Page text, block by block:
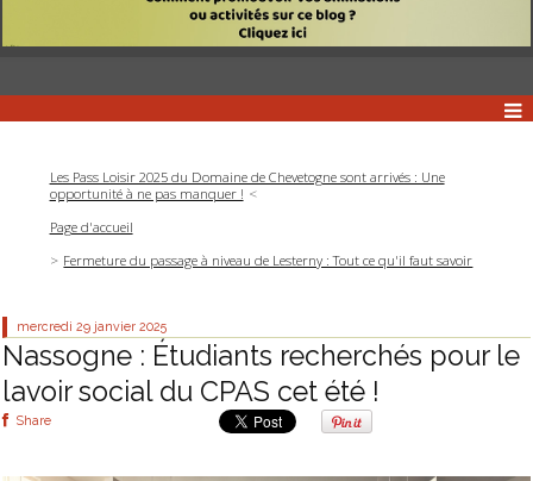
Les Pass Loisir 2025 du Domaine de Chevetogne sont arrivés : Une
opportunité à ne pas manquer !
Page d'accueil
Fermeture du passage à niveau de Lesterny : Tout ce qu'il faut savoir
mercredi 29 janvier 2025
Nassogne : Étudiants recherchés pour le
lavoir social du CPAS cet été !
Share